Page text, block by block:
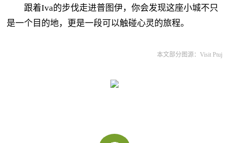
跟着Iva的步伐走进普图伊，你会发现这座小城不只
是一个目的地，更是一段可以触碰心灵的旅程。
本文部分图源：Visit Ptuj